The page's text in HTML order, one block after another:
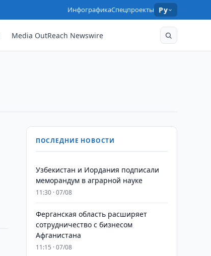
ИнфографикаСпецпроекты Ру
Media OutReach Newswire
ПОСЛЕДНИЕ НОВОСТИ
Узбекистан и Иордания подписали
меморандум в аграрной науке
11:30 · 07/08
Ферганская область расширяет
сотрудничество с бизнесом
Афганистана
11:15 · 07/08